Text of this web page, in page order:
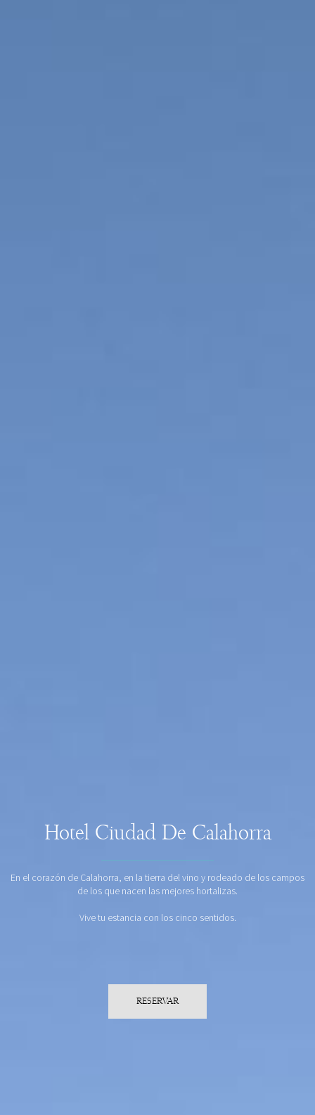
Hotel Ciudad De Calahorra
En el corazón de Calahorra, en la tierra del vino y rodeado de los campos
de los que nacen las mejores hortalizas.
Vive tu estancia con los cinco sentidos.
RESERVAR